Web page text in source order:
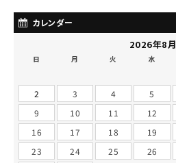
カレンダー
2026年8月
日 月 火 水
2
3 4 5
9
10 11 12
16
17 18 19
23
24 25 26